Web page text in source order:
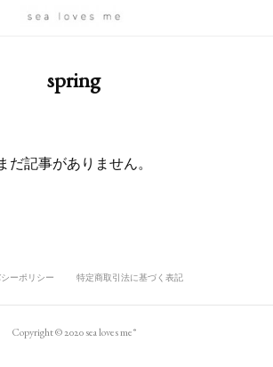
spring
だ記事がありません。
ーポリシー 特定商取引法に基づく表記
Copyright © 2020 sea loves me®